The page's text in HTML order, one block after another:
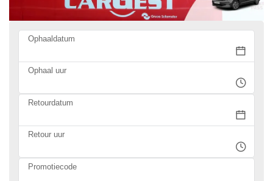
Ophaaldatum
Ophaal uur
Retourdatum
Retour uur
Promotiecode